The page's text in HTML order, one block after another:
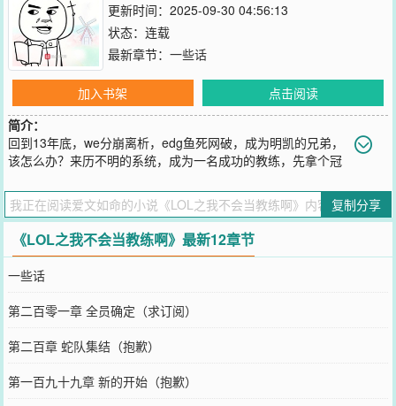
更新时间：2025-09-30 04:56:13
状态：连载
最新章节： 一些话
加入书架
点击阅读
简介：
回到13年底，we分崩离析，edg鱼死网破，成为明凯的兄弟，
该怎么办？来历不明的系统，成为一名成功的教练，先拿个冠
您要是觉得《LOL之我不会当教练啊》还不错的话请不要忘记向您QQ
群和微博微信里的朋友推荐哦！
复制分享
《LOL之我不会当教练啊》最新12章节
一些话
第二百零一章 全员确定（求订阅）
第二百章 蛇队集结（抱歉）
第一百九十九章 新的开始（抱歉）